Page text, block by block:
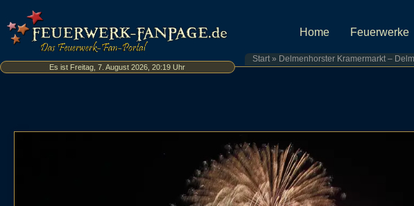
Es ist Freitag, 7. August 2026, 20:19 Uhr
Home Feuerwerke
Start» Delmenhorster Kramermarkt –